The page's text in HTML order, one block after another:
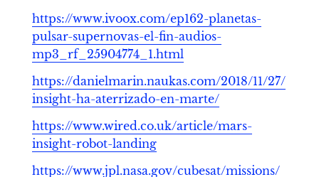
https://www.ivoox.com/ep162-planetas-
pulsar-supernovas-el-fin-audios-
mp3_rf_25904774_1.html
https://danielmarin.naukas.com/2018/11/27/
insight-ha-aterrizado-en-marte/
https://www.wired.co.uk/article/mars-
insight-robot-landing
https://www.jpl.nasa.gov/cubesat/missions/